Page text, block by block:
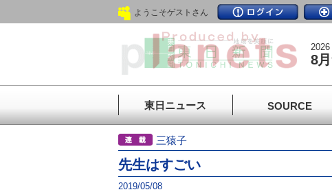
ようこそゲストさん
8
東日ニュース SOURCE
三猿子
先生はすごい
2019/05/08